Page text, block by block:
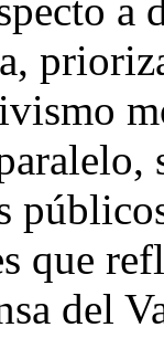
a
que
del